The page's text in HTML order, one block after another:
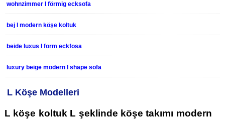
wohnzimmer l förmig ecksofa
bej l modern köşe koltuk
beide luxus l form eckfosa
luxury beige modern l shape sofa
L Köşe Modelleri
L köşe koltuk L şeklinde köşe takımı modern